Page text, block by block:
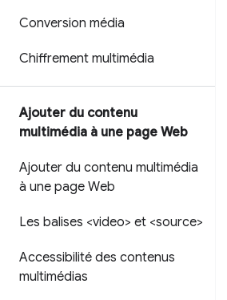
Conversion média
Chiffrement multimédia
Ajouter du contenu
multimédia à une page Web
Ajouter du contenu multimédia
à une page Web
Les balises <video> et <source>
Accessibilité des contenus
multimédias